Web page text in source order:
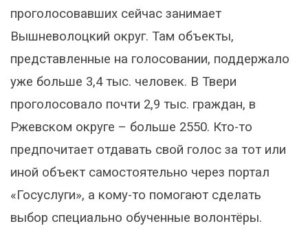
проголосовавших сейчас занимает
Вышневолоцкий округ. Там объекты,
представленные на голосовании, поддержало
уже больше 3,4 тыс. человек. В Твери
проголосовало почти 2,9 тыс. граждан, в
Ржевском округе – больше 2550. Кто-то
предпочитает отдавать свой голос за тот или
иной объект самостоятельно через портал
«Госуслуги», а кому-то помогают сделать
выбор специально обученные волонтёры.